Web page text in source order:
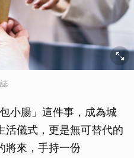
小腸」這件事，成為城
活儀式，更是無可替代的
將來，手持一份